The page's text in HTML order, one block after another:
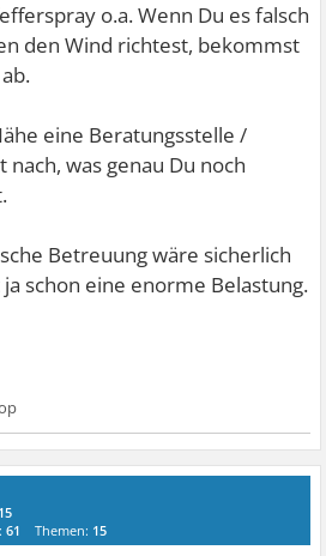
o.a. Wenn Du es falsch
den Wind richtest, bekommst
eine Beratungsstelle /
was genau Du noch
Betreuung wäre sicherlich
schon eine enorme Belastung.
61 Themen: 15